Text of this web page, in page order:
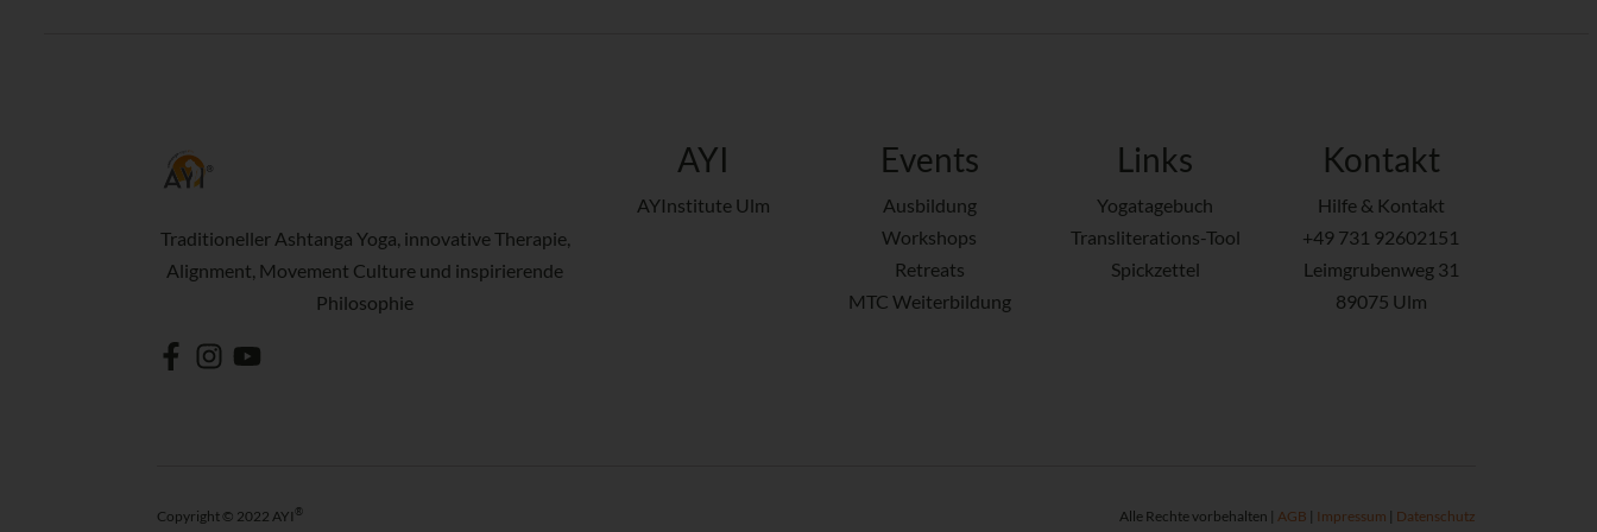
Traditioneller Ashtanga Yoga, innovative Therapie,
Alignment, Movement Culture und inspirierende
Philosophie
AYI
AYInstitute Ulm
Events
Ausbildung
Workshops
Retreats
MTC Weiterbildung
Links
Yogatagebuch
Transliterations-Tool
Spickzettel
Kontakt
Hilfe & Kontakt
+49 731 92602151
Leimgrubenweg 31
89075 Ulm
Copyright © 2022 AYI ® Alle Rechte vorbehalten | AGB | Impressum | Datenschutz